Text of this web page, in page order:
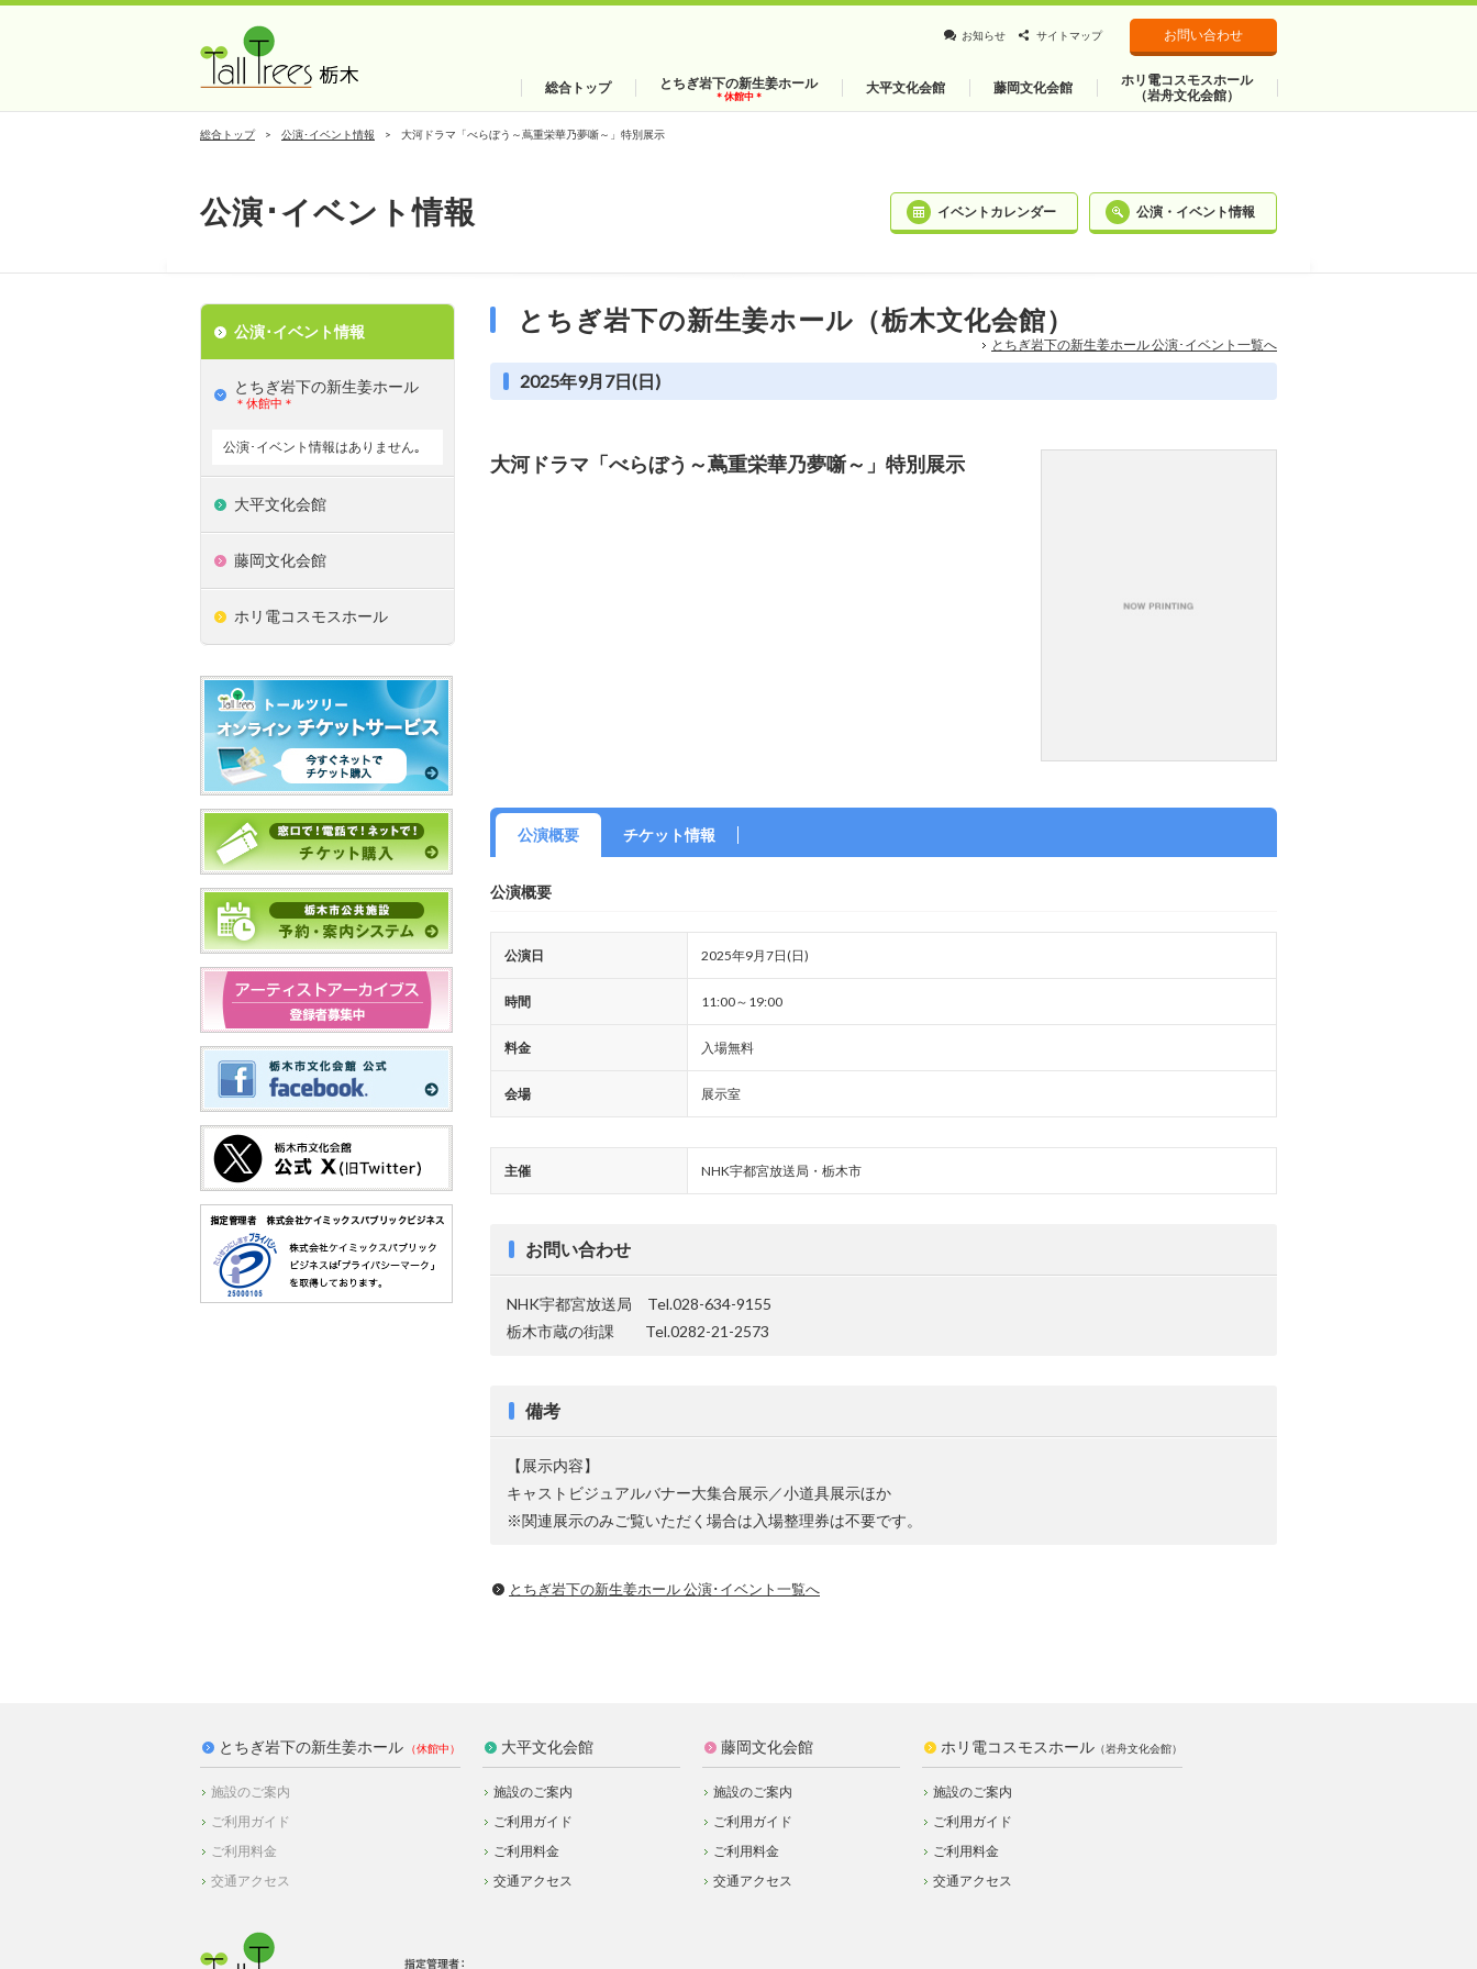
総合トップ とちぎ岩下の新生姜ホール
＊休館中＊ 大平文化会館 藤岡文化会館
ホリ電コスモスホール
（岩舟文化会館）
お知らせ サイトマップ お問い合わせ
総合トップ 公演･イベント情報 大河ドラマ「べらぼう～蔦重栄華乃夢噺～」特別展示
公演･イベント情報 イベントカレンダー 公演・イベント情報
とちぎ岩下の新生姜ホール（栃木文化会館）
とちぎ岩下の新⽣姜ホール 公演･イベント一覧へ
2025年9月7日(日)
大河ドラマ「べらぼう～蔦重栄華乃夢噺～」特別展示
公演概要 チケット情報
公演概要
公演日 2025年9月7日(日)
時間 11:00～19:00
料金 入場無料
会場 展示室
主催 NHK宇都宮放送局・栃木市
お問い合わせ
NHK宇都宮放送局 Tel.028-634-9155
栃木市蔵の街課 Tel.0282-21-2573
備考
【展示内容】
キャストビジュアルバナー大集合展示／小道具展示ほか
※関連展示のみご覧いただく場合は入場整理券は不要です。
とちぎ岩下の新⽣姜ホール 公演･イベント一覧へ
公演･イベント情報
とちぎ岩下の新⽣姜ホール
＊休館中＊
公演･イベント情報はありません｡
大平文化会館
藤岡文化会館
ホリ電コスモスホール
とちぎ岩下の新生姜ホール
施設のご案内
ご利用ガイド
ご利用料金
交通アクセス
大平文化会館
施設のご案内
ご利用ガイド
ご利用料金
交通アクセス
藤岡文化会館
施設のご案内
ご利用ガイド
ご利用料金
交通アクセス
ホリ電コスモスホール （岩舟文化会館）
施設のご案内
ご利用ガイド
ご利用料金
交通アクセス